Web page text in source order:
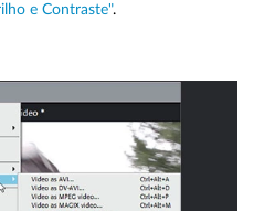
e Contraste".